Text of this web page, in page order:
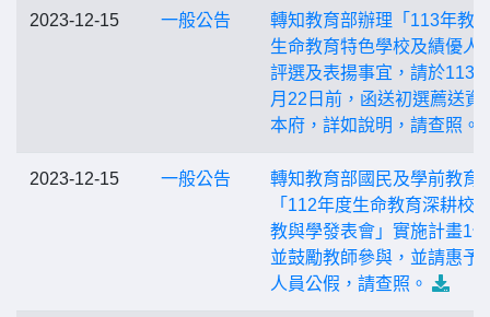
2023-12-15 一般公告
轉知教育部辦理「113年教
生命教育特色學校及績優人
評選及表揚事宜，請於113
月22日前，函送初選薦送資
本府，詳如說明，請查照。
2023-12-15 一般公告
轉知教育部國民及學前教育
「112年度生命教育深耕校
教與學發表會」實施計畫1
並鼓勵教師參與，並請惠予
人員公假，請查照。